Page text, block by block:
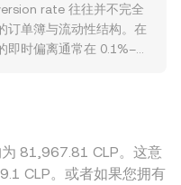
会压低以 CLP 计价的加
面，与去中心化借贷和代
治理代币的定性、对收
反映多空平衡，正负偏
要到期日的期权未平仓量
地址的交易所充值、跨链
会对短期供需与
数量乘以当时的
Amount × rate；反
除以 conversion rate，
积模型，在给定池子中，
= y/x；当有大额换手
新的均衡。综合来看，撮
与 AMM 池子的定价共同
rate 往往并不完全
订单簿与流动性结构。在
即时偏离通常在 0.1%–
如本地入金渠道、合规
至以 CLP 计价的报价。此
USD 形成基础价格，再
81,967.81 CLP。这意
CLP。或者如果您拥有